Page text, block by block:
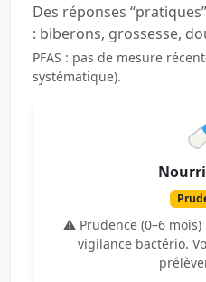
Des réponses
: biberons, grossesse,
PFAS : pas de mesure
systématique).
⚠️ Prudence (0–6
vigilance bactério.